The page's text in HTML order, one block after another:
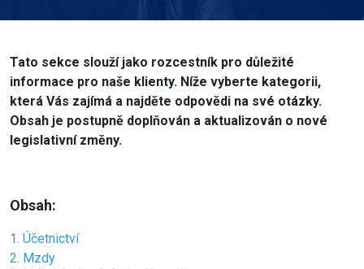
Tato sekce slouží jako rozcestník pro důležité
informace pro naše klienty. Níže vyberte kategorii,
která Vás zajímá a najděte odpovědi na své otázky.
Obsah je postupně doplňován a aktualizován o nové
legislativní změny.
Obsah:
1. Účetnictví
2. Mzdy